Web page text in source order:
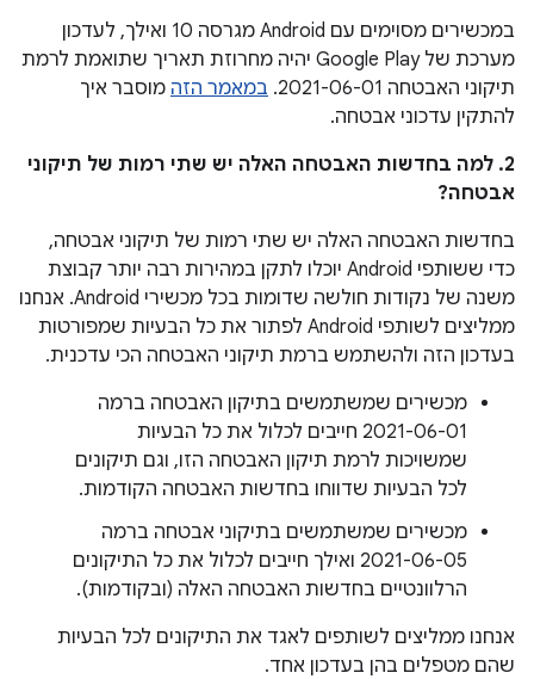
במכשירים מסוימים עם Android מגרסה 10 ואילך, לעדכון
מערכת של Google Play יהיה מחרוזת תאריך שתואמת לרמת
תיקוני האבטחה 2021-06-01.
במאמר הזה מוסבר איך
להתקין עדכוני אבטחה.
2. למה בחדשות האבטחה האלה יש שתי רמות של תיקוני
אבטחה?
בחדשות האבטחה האלה יש שתי רמות של תיקוני אבטחה,
כדי ששותפי Android יוכלו לתקן במהירות רבה יותר קבוצת
משנה של נקודות חולשה שדומות בכל מכשירי Android. אנחנו
ממליצים לשותפי Android לפתור את כל הבעיות שמפורטות
בעדכון הזה ולהשתמש ברמת תיקוני האבטחה הכי עדכנית.
מכשירים שמשתמשים בתיקון האבטחה ברמה
2021-06-01 חייבים לכלול את כל הבעיות
שמשויכות לרמת תיקון האבטחה הזו, וגם תיקונים
לכל הבעיות שדווחו בחדשות האבטחה הקודמות.
מכשירים שמשתמשים בתיקוני אבטחה ברמה
2021-06-05 ואילך חייבים לכלול את כל התיקונים
הרלוונטיים בחדשות האבטחה האלה (ובקודמות).
אנחנו ממליצים לשותפים לאגד את התיקונים לכל הבעיות
שהם מטפלים בהן בעדכון אחד.